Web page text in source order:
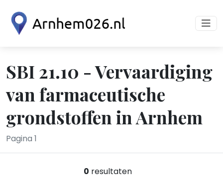
SBI 21.10 - Vervaardiging
van farmaceutische
grondstoffen in Arnhem
Pagina 1
0 resultaten